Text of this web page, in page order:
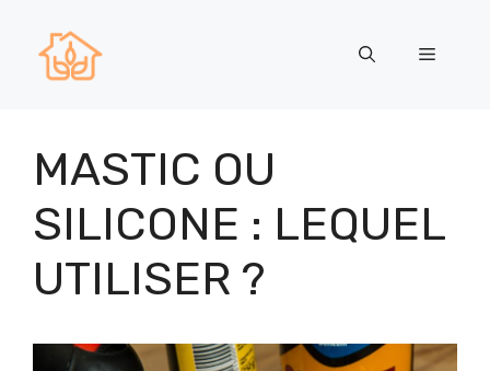
contenu
Menu
MASTIC OU
SILICONE : LEQUEL
UTILISER ?